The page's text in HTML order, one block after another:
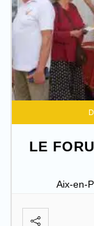
LE
Aix-en-